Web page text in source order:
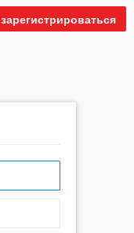
зарегистрироваться